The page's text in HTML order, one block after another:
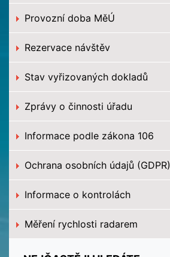
Provozní doba MěÚ
Rezervace návštěv
Stav vyřizovaných dokladů
Zprávy o činnosti úřadu
Informace podle zákona 106
Ochrana osobních údajů (GDPR)
Informace o kontrolách
Měření rychlosti radarem